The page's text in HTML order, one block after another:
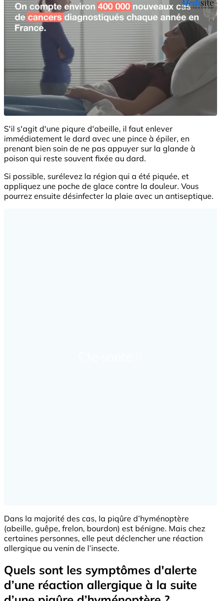
S'il s'agit d'une piqure d'abeille, il faut enlever
immédiatement le dard avec une pince à épiler, en
prenant bien soin de ne pas appuyer sur la glande à
poison qui reste souvent fixée au dard.
Si possible, surélevez la région qui a été piquée, et
appliquez une poche de glace contre la douleur. Vous
pourrez ensuite désinfecter la plaie avec un antiseptique.
Dans la majorité des cas, la piqûre d’hyménoptère
(abeille, guêpe, frelon, bourdon) est bénigne. Mais chez
certaines personnes, elle peut déclencher une réaction
allergique au venin de l’insecte.
Quels sont les symptômes d'alerte
d’une réaction allergique à la suite